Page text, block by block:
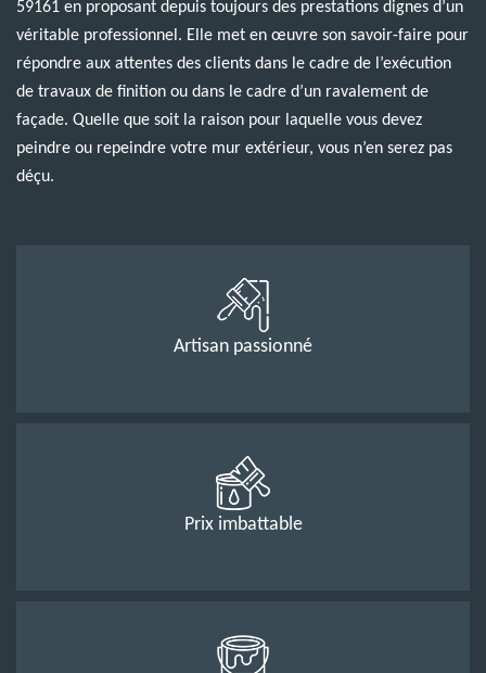
59161 en proposant depuis toujours des prestations dignes d’un
véritable professionnel. Elle met en œuvre son savoir-faire pour
répondre aux attentes des clients dans le cadre de l’exécution
de travaux de finition ou dans le cadre d’un ravalement de
façade. Quelle que soit la raison pour laquelle vous devez
peindre ou repeindre votre mur extérieur, vous n’en serez pas
déçu.
Artisan passionné
Prix imbattable